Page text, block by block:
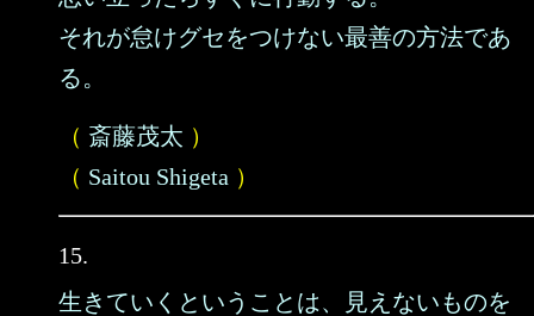
それが怠けグセをつけない最善の方法であ
る。
（ 斎藤茂太 ）
（ Saitou Shigeta ）
15.
生きていくということは、見えないものを